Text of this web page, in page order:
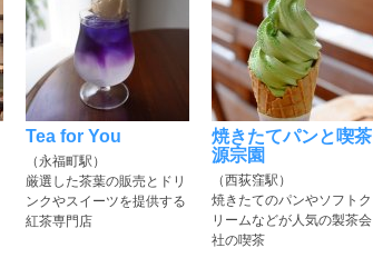
Tea for You
（永福町駅）
厳選した茶葉の販売とドリ
ンクやスイーツを提供する
紅茶専門店
焼きたてパンと喫茶
源宗園
（西荻窪駅）
焼きたてのパンやソフトク
リームなどが人気の製茶会
社の喫茶